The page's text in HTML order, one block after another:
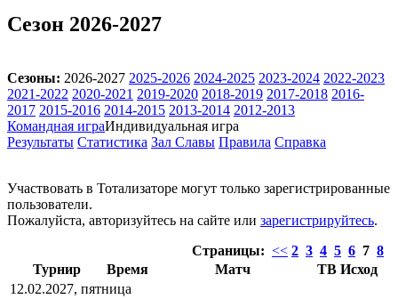
Сезон 2026-2027
Сезоны: 2026-2027 2025-2026 2024-2025 2023-2024 2022-2023
2021-2022 2020-2021 2019-2020 2018-2019 2017-2018 2016-
2017 2015-2016 2014-2015 2013-2014 2012-2013
Командная играИндивидуальная игра
Результаты Статистика Зал Славы Правила Справка
Участвовать в Тотализаторе могут только зарегистрированные
пользователи.
Пожалуйста, авторизуйтесь на сайте или зарегистрируйтесь.
Страницы: << 2 3 4 5 6 7 8
Турнир
Время Матч TB Исход
12.02.2027, пятница